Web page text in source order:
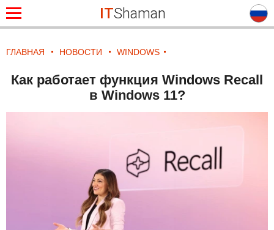
ITShaman
ГЛАВНАЯ НОВОСТИ WINDOWS
Как работает функция Windows Recall
в Windows 11?